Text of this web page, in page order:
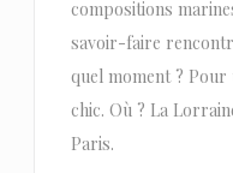
compositions
savoir-faire
quel moment ? Pour
chic. Où ? La
Paris.